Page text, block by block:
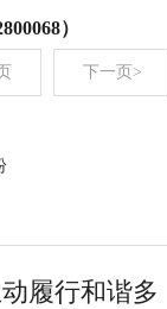
）
下一页>
履行和谐多